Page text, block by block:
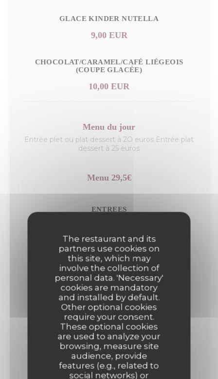
The restaurant and its
partners use cookies on
this site, which may
involve the collection of
personal data. 'Necessary'
cookies are mandatory
and installed by default.
Other optional cookies
require your consent.
These optional cookies
are used to analyze your
browsing, measure site
audience, provide
features (e.g., related to
social networks) or
GLACE KINDER NUTELLA
9,00 EUR
CHOCOLAT/CARAMEL/CAFÉ LIÉGEOIS
(COUPE GLACÉE)
10,00 EUR
Menu du jour
Entrée plet ou plat dessert à 2O euros Entrée plat
dessert à 25 euros
Menu 29,5€
ENTREES
D'OLIVE DE L'OULIBO & CERISES
SALADE DE CHÈVRE DE COMBEBELLE,
FIGUES ET JAMBON IBÉRIQUE
PLATS
MOULES GRATINÉES À L'AÏOLI
HAMBURGER BOEUF BLONDE DE GALICE
MATURÉ
FILET DE SAUMON GRATINÉ